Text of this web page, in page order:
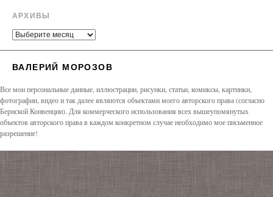
АРХИВЫ
ВАЛЕРИЙ МОРОЗОВ
Все мои персональные данные, иллюстрации, рисунки, статьи, комиксы, картинки,
фотографии, видео и так далее являются объектами моего авторского права (согласно
Бернской Конвенции). Для коммерческого использования всех вышеупомянутых
объектов авторского права в каждом конкретном случае необходимо мое письменное
разрешение!